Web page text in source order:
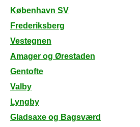
København SV
Frederiksberg
Vestegnen
Amager og Ørestaden
Gentofte
Valby
Lyngby
Gladsaxe og Bagsværd